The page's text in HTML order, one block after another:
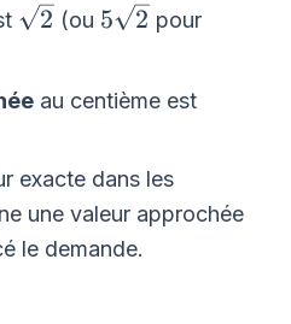
\sqrt{2}
2 (ou 5\sqrt{2}
5 2 pour
au centième est
exacte dans les
une valeur approchée
le demande.